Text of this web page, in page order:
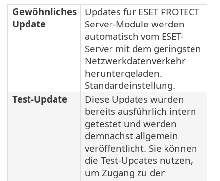
Gewöhnliches
Update
Updates für ESET PROTECT
Server-Module werden
automatisch vom ESET-
Server mit dem geringsten
Netzwerkdatenverkehr
heruntergeladen.
Standardeinstellung.
Test-Update
Diese Updates wurden
bereits ausführlich intern
getestet und werden
demnächst allgemein
veröffentlicht. Sie können
die Test-Updates nutzen,
um Zugang zu den